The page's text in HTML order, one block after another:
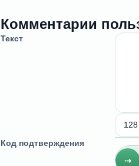
Комментарии
Текст
Код подтверждения
⇢